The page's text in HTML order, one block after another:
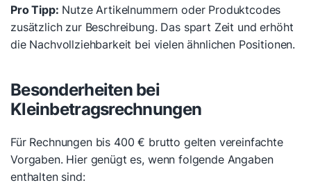
Pro Tipp: Nutze Artikelnummern oder Produktcodes
zusätzlich zur Beschreibung. Das spart Zeit und erhöht
die Nachvollziehbarkeit bei vielen ähnlichen Positionen.
Besonderheiten bei
Kleinbetragsrechnungen
Für Rechnungen bis 400 € brutto gelten vereinfachte
Vorgaben. Hier genügt es, wenn folgende Angaben
enthalten sind: